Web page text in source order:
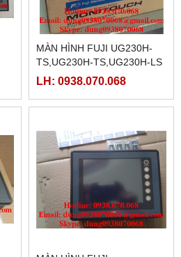
MÀN HÌNH FUJI UG230H-
TS,UG230H-TS,UG230H-LS
LH: 0938.070.068